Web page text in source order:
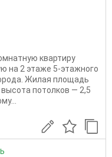
квартиру
на 2 этаже 5-этажного
Жилая площадь
потолков — 2,5